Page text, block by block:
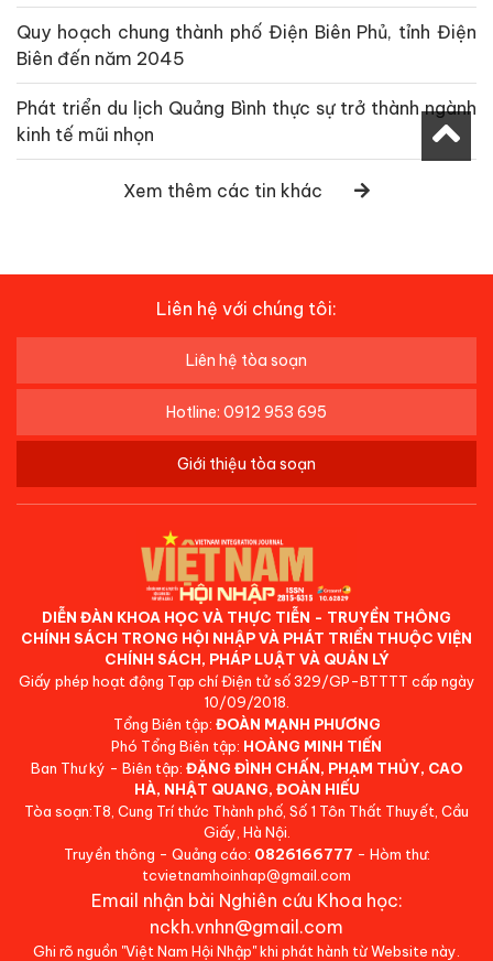
Quy hoạch chung thành phố Điện Biên Phủ, tỉnh Điện
Biên đến năm 2045
Phát triển du lịch Quảng Bình thực sự trở thành ngành
kinh tế mũi nhọn
Xem thêm các tin khác
Liên hệ với chúng tôi:
Liên hệ tòa soạn
Hotline: 0912 953 695
Giới thiệu tòa soạn
DIỄN ĐÀN KHOA HỌC VÀ THỰC TIỄN - TRUYỀN THÔNG
CHÍNH SÁCH TRONG HỘI NHẬP VÀ PHÁT TRIỂN THUỘC VIỆN
CHÍNH SÁCH, PHÁP LUẬT VÀ QUẢN LÝ
Giấy phép hoạt động Tạp chí Điện tử số 329/GP-BTTTT cấp ngày
10/09/2018.
Tổng Biên tập: ĐOÀN MẠNH PHƯƠNG
Phó Tổng Biên tập: HOÀNG MINH TIẾN
Ban Thư ký - Biên tập: ĐẶNG ĐÌNH CHẤN, PHẠM THỦY, CAO
HÀ, NHẬT QUANG, ĐOÀN HIẾU
Tòa soạn:T8, Cung Trí thức Thành phố, Số 1 Tôn Thất Thuyết, Cầu
Giấy, Hà Nội.
Truyền thông - Quảng cáo: 0826166777 - Hòm thư:
tcvietnamhoinhap@gmail.com
Email nhận bài Nghiên cứu Khoa học:
nckh.vnhn@gmail.com
Ghi rõ nguồn "Việt Nam Hội Nhập" khi phát hành từ Website này.